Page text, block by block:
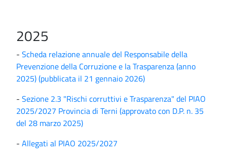
2025
- Scheda relazione annuale del Responsabile della
Prevenzione della Corruzione e la Trasparenza (anno
2025) (pubblicata il 21 gennaio 2026)
- Sezione 2.3 "Rischi corruttivi e Trasparenza" del PIAO
2025/2027 Provincia di Terni (approvato con D.P. n. 35
del 28 marzo 2025)
- Allegati al PIAO 2025/2027